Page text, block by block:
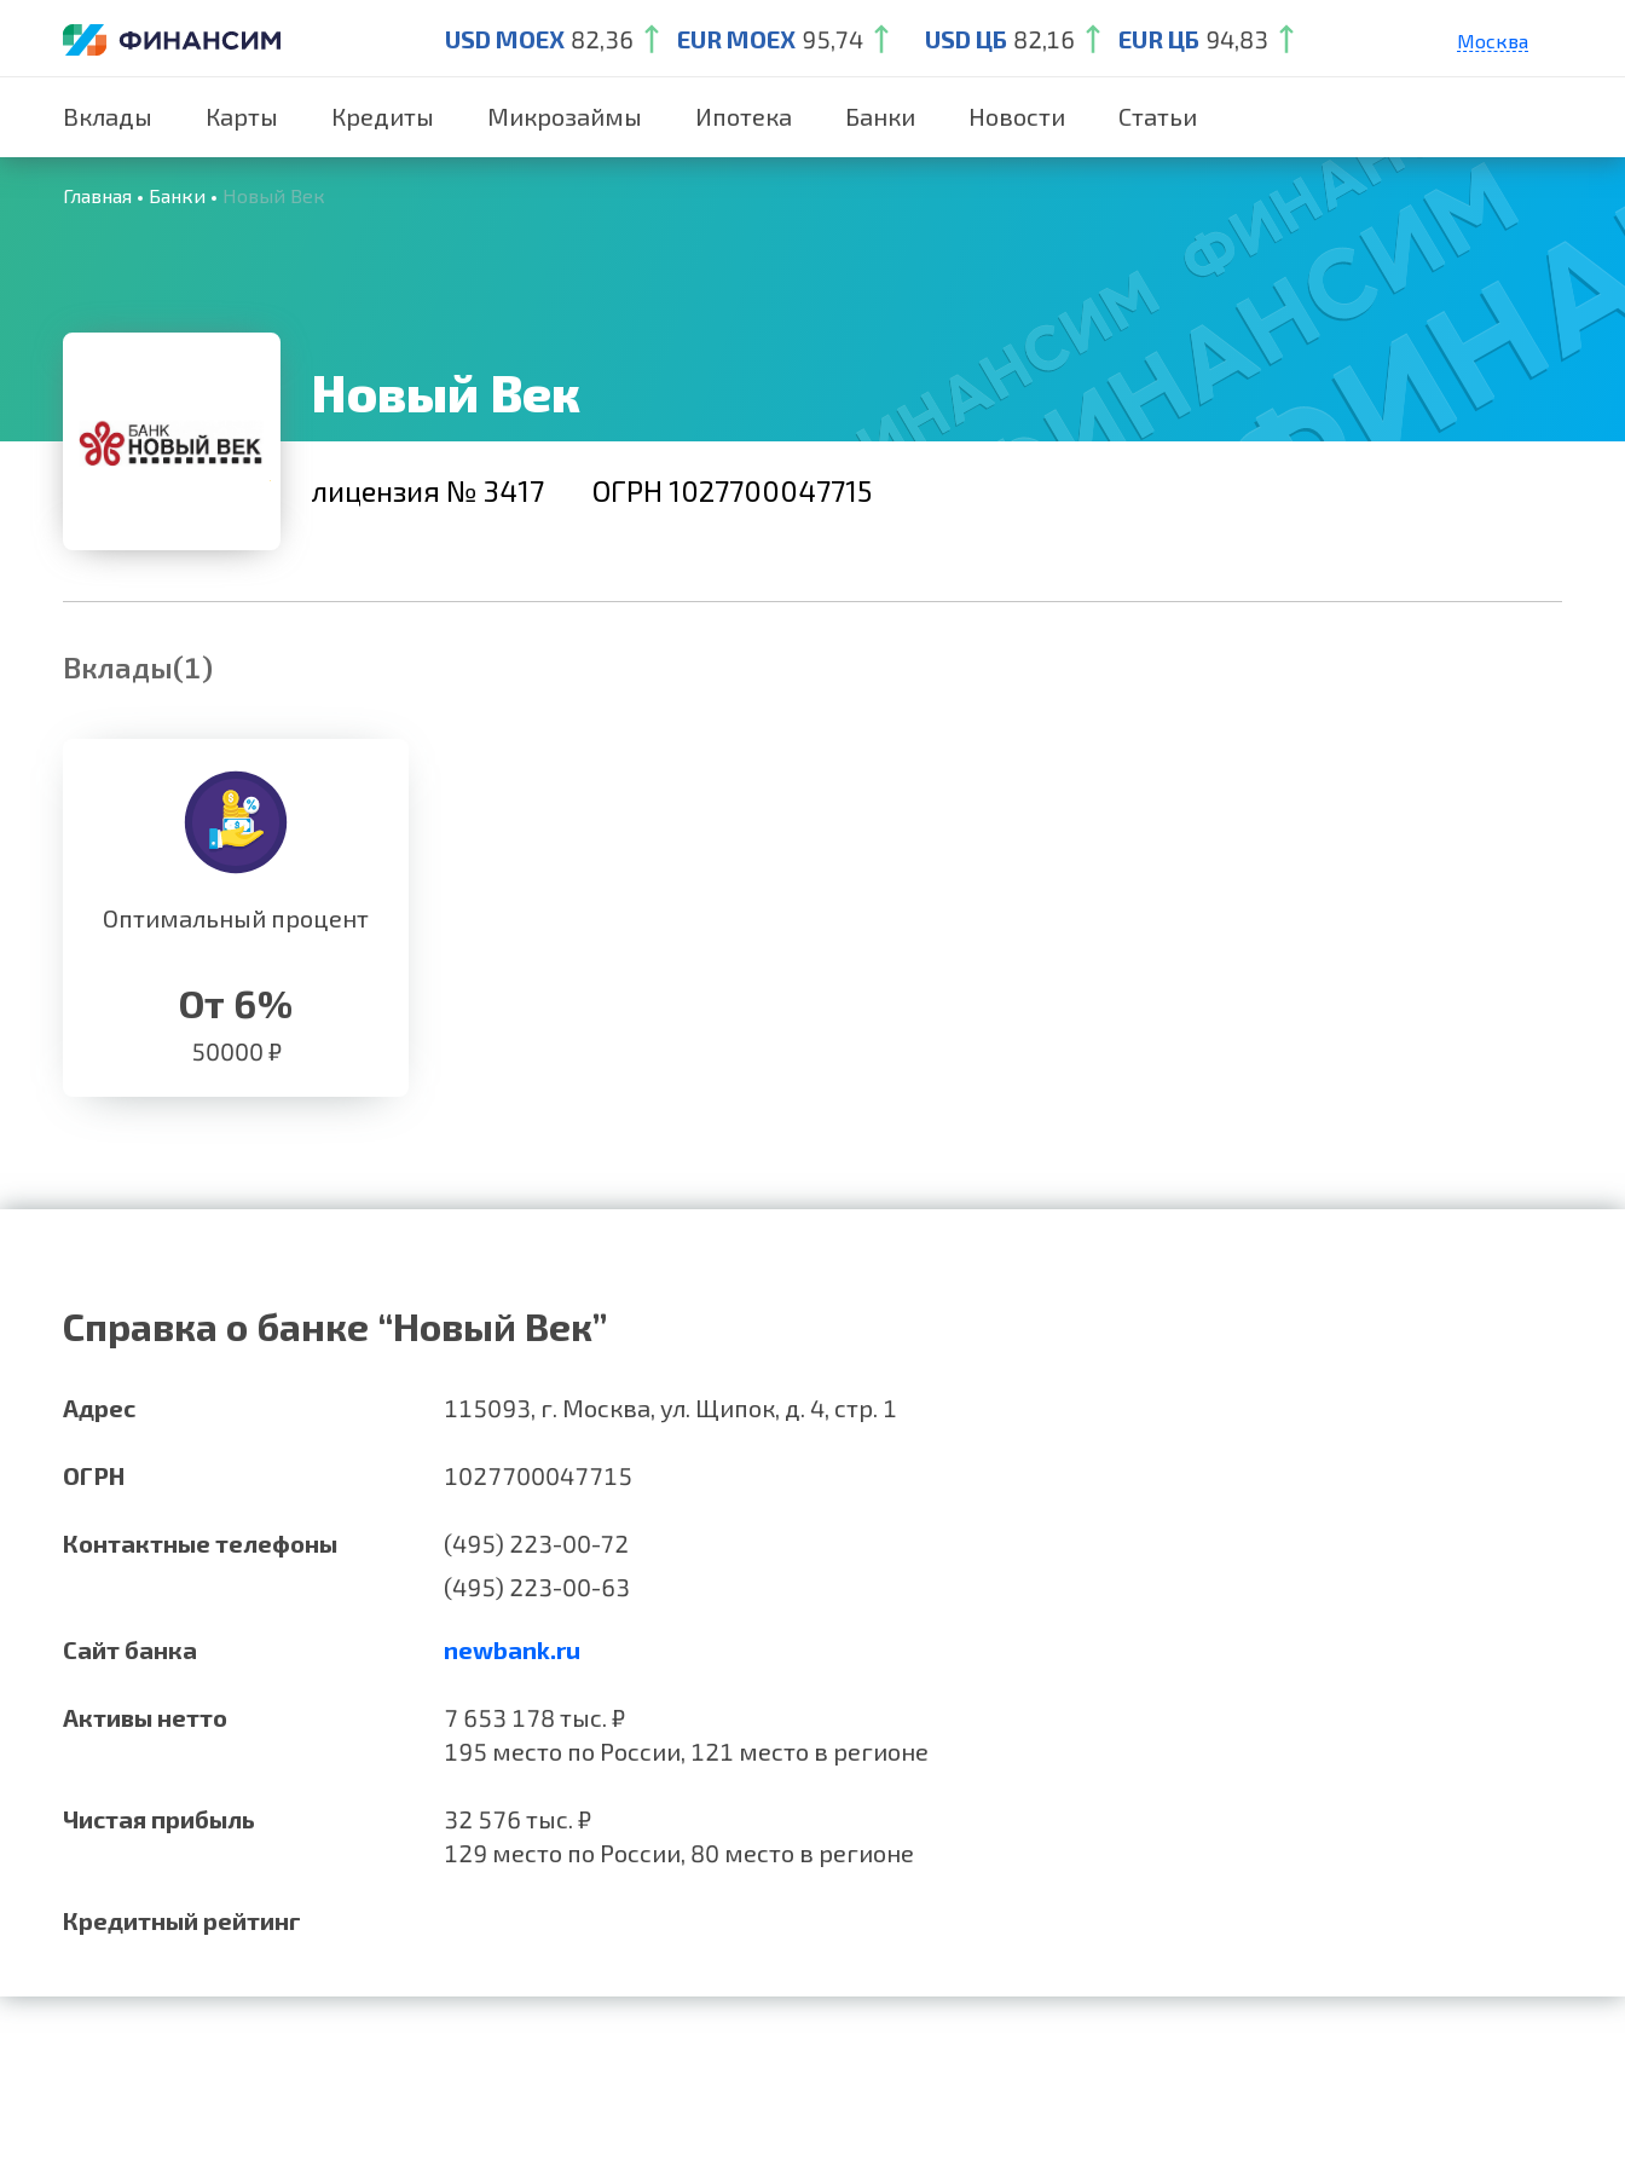
USD MOEX 82,36 EUR MOEX 95,74 USD ЦБ 82,16 EUR ЦБ 94,83 Москва
Краснодар
Нижний Новгород
Вклады Карты Кредиты Микрозаймы Ипотека Банки Новости Статьи
Главная Банки Новый Век
Новый Век
лицензия № 3417 ОГРН 1027700047715
Вклады(1)
Оптимальный процент
От 6%
50000 ₽
Справка о банке “Новый Век”
Адрес 115093, г. Москва, ул. Щипок, д. 4, стр. 1
ОГРН 1027700047715
Контактные телефоны
(495) 223-00-72
(495) 223-00-63
Сайт банка newbank.ru
Активы нетто
7 653 178 тыс. ₽
195 место по России, 121 место в регионе
Чистая прибыль
32 576 тыс. ₽
129 место по России, 80 место в регионе
Кредитный рейтинг